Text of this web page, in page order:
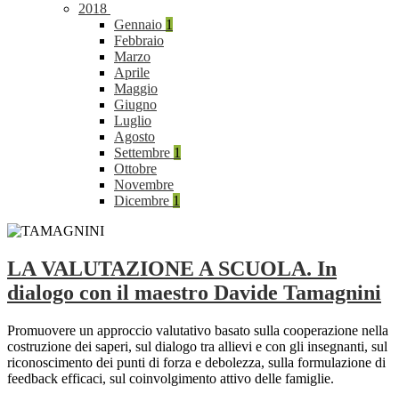
2018
Gennaio 1
Febbraio
Marzo
Aprile
Maggio
Giugno
Luglio
Agosto
Settembre 1
Ottobre
Novembre
Dicembre 1
LA VALUTAZIONE A SCUOLA. In
dialogo con il maestro Davide Tamagnini
Promuovere un approccio valutativo basato sulla cooperazione nella
costruzione dei saperi, sul dialogo tra allievi e con gli insegnanti, sul
riconoscimento dei punti di forza e debolezza, sulla formulazione di
feedback efficaci, sul coinvolgimento attivo delle famiglie.